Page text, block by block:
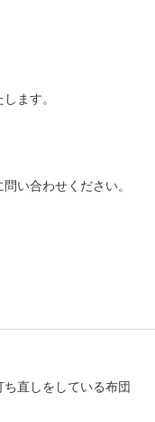
ます。
い合わせください。
直しをしている布団